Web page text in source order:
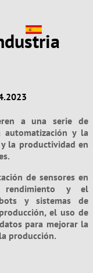
a una serie de
y la
la productividad en
de sensores en
y el
y sistemas de
el uso de
para mejorar la
producción.